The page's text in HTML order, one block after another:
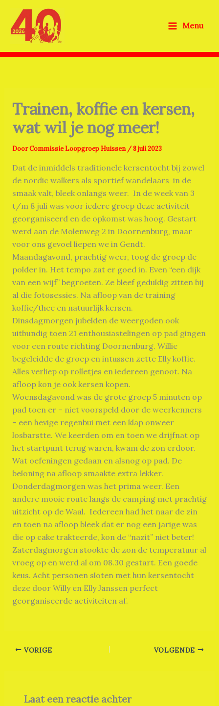
naar
Menu
Trainen, koffie en kersen,
wat wil je nog meer!
DoorCommissie Loopgroep Huissen /8 juli 2023
Dat de inmiddels traditionele kersentocht bij zowel
de nordic walkers als sportief wandelaars in de
smaak valt, bleek onlangs weer. In de week van 3
t/m 8 juli was voor iedere groep deze activiteit
georganiseerd en de opkomst was hoog. Gestart
werd aan de Molenweg 2 in Doornenburg, maar
voor ons gevoel liepen we in Gendt.
Maandagavond, prachtig weer, toog de groep de
polder in. Het tempo zat er goed in. Even “een dijk
van een wijf” begroeten. Ze bleef geduldig zitten bij
al die fotosessies. Na afloop van de training
koffie/thee en natuurlijk kersen.
Dinsdagmorgen jubelden de weergoden ook
uitbundig toen 21 enthousiastelingen op pad gingen
voor een route richting Doornenburg. Willie
begeleidde de groep en intussen zette Elly koffie.
Alles verliep op rolletjes en iedereen genoot. Na
afloop kon je ook kersen kopen.
Woensdagavond was de grote groep 5 minuten op
pad toen er – niet voorspeld door de weerkenners
– een hevige regenbui met een klap onweer
losbarstte. We keerden om en toen we drijfnat op
het startpunt terug waren, kwam de zon erdoor.
Wat oefeningen gedaan en alsnog op pad. De
beloning na afloop smaakte extra lekker.
Donderdagmorgen was het prima weer. Een
andere mooie route langs de camping met prachtig
uitzicht op de Waal. Iedereen had het naar de zin
en toen na afloop bleek dat er nog een jarige was
die op cake trakteerde, kon de “nazit” niet beter!
Zaterdagmorgen stookte de zon de temperatuur al
vroeg op en werd al om 08.30 gestart. Een goede
keus. Acht personen sloten met hun kersentocht
deze door Willy en Elly Janssen perfect
georganiseerde activiteiten af.
VORIGE VOLGENDE
Laat een reactie achter